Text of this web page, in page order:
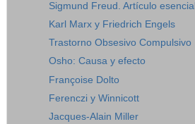
Sigmund Freud. Artículo esencial
Karl Marx y Friedrich Engels
Trastorno Obsesivo Compulsivo
Osho: Causa y efecto
Françoise Dolto
Ferenczi y Winnicott
Jacques-Alain Miller